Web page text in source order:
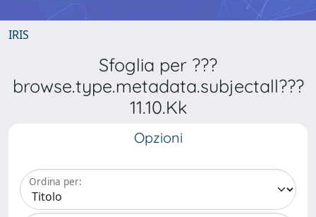
IRIS
Sfoglia per ???
browse.type.metadata.subjectall???
11.10.Kk
Opzioni
Ordina per: